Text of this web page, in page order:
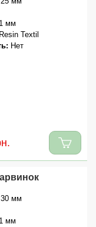
мм
Resin Textil
Нет
30 мм
мм